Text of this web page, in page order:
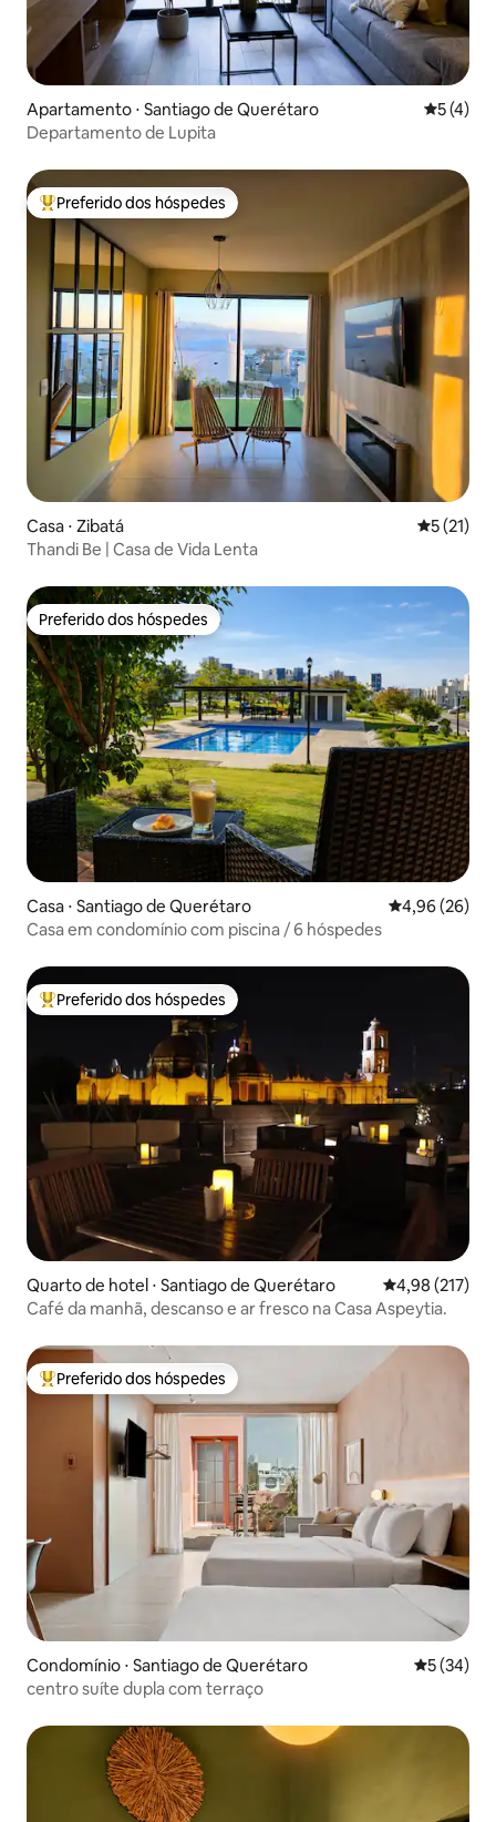
Apartamento ⋅ Santiago de Querétaro 5 de
5 (4)
Departamento de Lupita
Entre os melhores preferidos dos hóspedes
Preferido dos hóspedes
Casa ⋅ Zibatá 5 de uma
5 (21)
Thandi Be | Casa de Vida Lenta
Preferido dos hóspedes
Preferido dos hóspedes
Casa ⋅ Santiago de Querétaro 4,96 de uma
4,96 (26)
Casa em condomínio com piscina / 6 hóspedes
Entre os melhores preferidos dos hóspedes
Preferido dos hóspedes
Quarto de hotel ⋅ Santiago de Querétaro 4,98 de uma
4,98 (217)
Café da manhã, descanso e ar fresco na Casa Aspeytia.
Entre os melhores preferidos dos hóspedes
Preferido dos hóspedes
Condomínio ⋅ Santiago de Querétaro 5 de uma
5 (34)
centro suíte dupla com terraço